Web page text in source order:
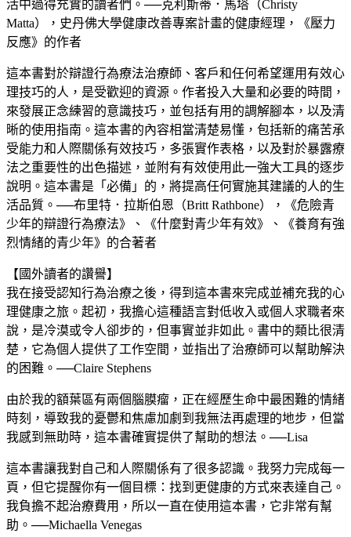
活中過得充實的讀者們。──克利斯蒂．馬塔（Christy
Matta），史丹佛大學健康改善專案計畫的健康經理，《壓力
反應》的作者
這本書對於辯證行為療法治療師、客戶和任何希望運用有效心
理技巧的人，是受歡迎的資源。作者投入大量和必要的時間，
來發展正念練習的意識技巧，並包括有用的調解腳本，以及清
晰的使用指南。這本書的內容相當清楚易懂，包括新的痛苦承
受能力和人際關係有效技巧，多張實作表格，以及對於暴露療
法之重要性的出色描述，並附有有效使用此一強大工具的逐步
說明。這本書是「必備」的，將提高任何實施其建議的人的生
活品質。──布里特．拉斯伯恩（Britt Rathbone），《危險青
少年的辯證行為療法》、《什麼對青少年有效》、《養育有強
烈情緒的青少年》的合著者
【國外讀者的讚譽】
我在接受認知行為治療之後，得到這本書來完成並補充我的心
理健康之旅。起初，我擔心這種語言對低收入或個人求職者來
說，是冷漠或令人卻步的，但事實並非如此。書中的類比很清
楚，它為個人提供了工作空間，並指出了治療師可以幫助解決
的困難。──Claire Stephens
由於我的額葉區有兩個腦膜瘤，正在經歷生命中最困難的情緒
時刻，導致我的憂鬱和焦慮加劇到我無法再處理的地步，但當
我感到無助時，這本書確實提供了幫助的想法。──Lisa
這本書讓我對自己和人際關係有了很多認識。我努力完成每一
頁，但它提醒你有一個目標：找到更健康的方式來表達自己。
我負擔不起治療費用，所以一直在使用這本書，它非常有幫
助。──Michaella Venegas